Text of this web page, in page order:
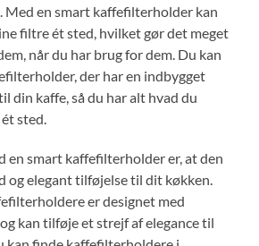
Med en smart kaffefilterholder kan
filtre ét sted, hvilket gør det meget
når du har brug for dem. Du kan
der har en indbygget
din kaffe, så du har alt hvad du
sted.
en smart kaffefilterholder er, at den
og elegant tilføjelse til dit køkken.
er designet med
kan tilføje et strejf af elegance til